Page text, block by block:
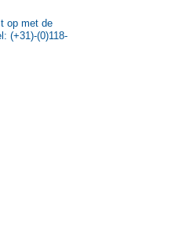
op met de
(+31)-(0)118-